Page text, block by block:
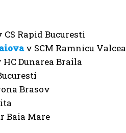
Rapid Bucuresti
v SCM Ramnicu Valcea
Dunarea Braila
Brasov
Baia Mare